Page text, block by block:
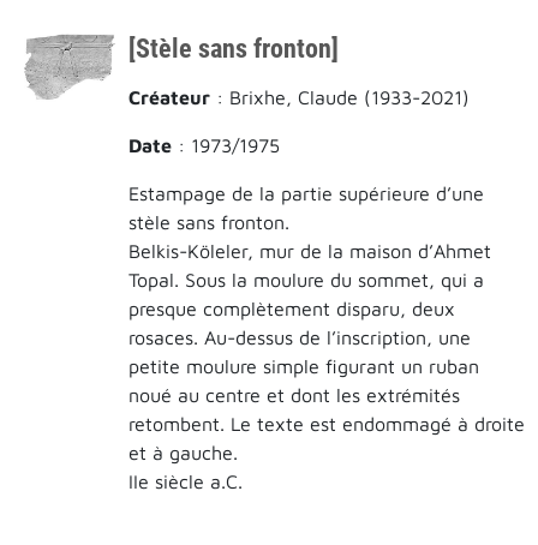
[Stèle sans fronton]
Créateur : Brixhe, Claude (1933-2021)
Date : 1973/1975
Estampage de la partie supérieure d’une
stèle sans fronton.
Belkis-Köleler, mur de la maison d’Ahmet
Topal. Sous la moulure du sommet, qui a
presque complètement disparu, deux
rosaces. Au-dessus de l’inscription, une
petite moulure simple figurant un ruban
noué au centre et dont les extrémités
retombent. Le texte est endommagé à droite
et à gauche.
IIe siècle a.C.